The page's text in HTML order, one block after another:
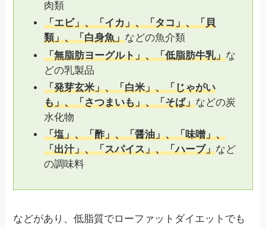
肉類
「エビ」、「イカ」、「タコ」、「貝
類」、「白身魚」などの魚介類
「無脂肪ヨーグルト」、「低脂肪牛乳」な
どの乳製品
「発芽玄米」、「白米」、「じゃがい
も」、「さつまいも」、「そば」などの炭
水化物
「塩」、「酢」、「醤油」、「味噌」、
「出汁」、「スパイス」、「ハーブ」など
の調味料
などがあり、低脂質でローファットダイエットでも